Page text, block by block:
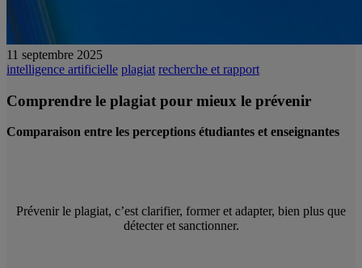
11 septembre 2025
intelligence artificielle plagiat recherche et rapport
Comprendre le plagiat pour mieux le prévenir
Comparaison entre les perceptions étudiantes et enseignantes
Prévenir le plagiat, c’est clarifier, former et adapter, bien plus que
détecter et sanctionner.